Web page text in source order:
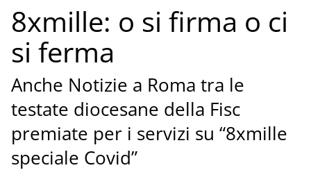
8xmille: o si firma o ci
si ferma
Anche Notizie a Roma tra le
testate diocesane della Fisc
premiate per i servizi su “8xmille
speciale Covid”